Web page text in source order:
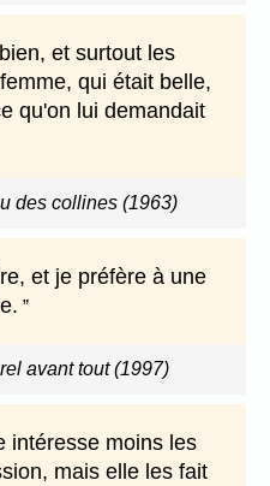
et surtout les
qui était belle,
qu'on lui demandait
des collines (1963)
et je préfère à une
avant tout (1997)
intéresse moins les
mais elle les fait